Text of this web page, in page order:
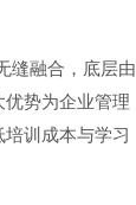
缝融合，底层由
势为企业管理
训成本与学习